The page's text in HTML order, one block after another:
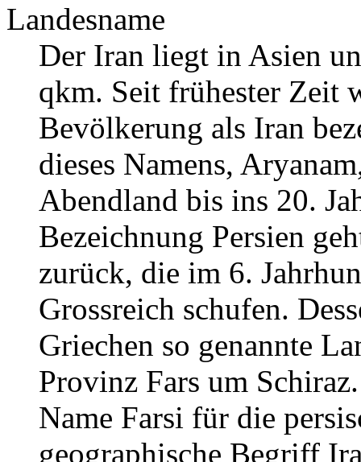
Landesname
Der Iran liegt in Asien
qkm. Seit frühester Zeit
Bevölkerung als Iran
dieses Namens,
Abendland bis ins 20.
Bezeichnung Persien
zurück, die im 6.
Grossreich schufen.
Griechen so genannte
Provinz Fars um
Name Farsi für die
geographische Begriff